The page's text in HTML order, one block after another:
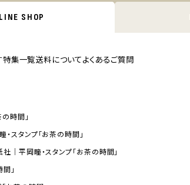
SHOP
特集一覧送料についてよくあるご質問
時間」
スタンプ「お茶の時間」
社｜平岡瞳・スタンプ「お茶の時間」
」